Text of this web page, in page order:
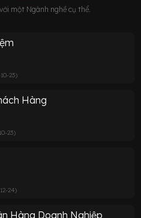
một Ngành nghề cụ thể.
23)
Hàng
23)
24)
Hàng Doanh Nghiệp